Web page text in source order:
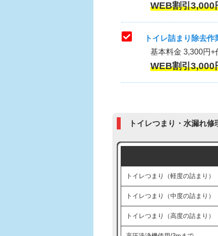
WEB割引
トイレ詰まり除去
基本料金 3,300円+
WEB割引
トイレつまり・水漏れ
トイレつまり（軽度の詰まり）
トイレつまり（中度の詰まり）
トイレつまり（高度の詰まり）